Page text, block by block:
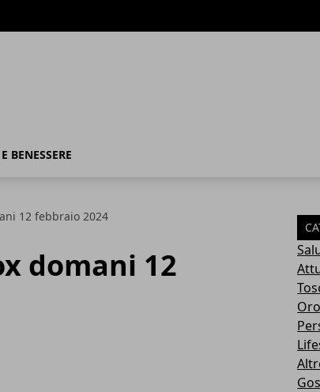
BENESSERE
12 febbraio 2024
domani 12